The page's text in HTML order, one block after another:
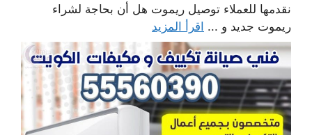
نقدمها للعملاء توصيل ريموت هل أن بحاجة لشراء
ريموت جديد و ... اقرأ المزيد